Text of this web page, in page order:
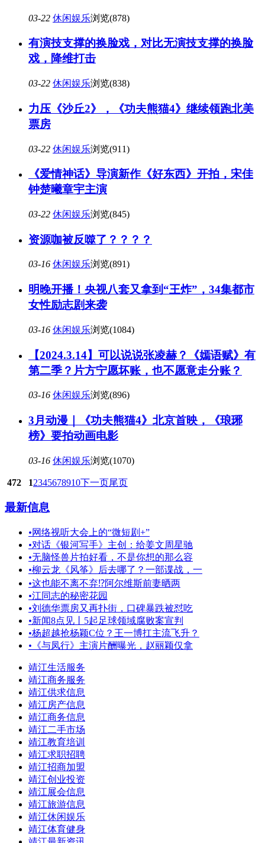
03-22 休闲娱乐浏览(878)
有演技支撑的换脸戏，对比无演技支撑的换脸
戏，降维打击
03-22 休闲娱乐浏览(838)
力压《沙丘2》，《功夫熊猫4》继续领跑北美
票房
03-22 休闲娱乐浏览(911)
《爱情神话》导演新作《好东西》开拍，宋佳
钟楚曦章宇主演
03-22 休闲娱乐浏览(845)
资源咖被反噬了？？？？
03-16 休闲娱乐浏览(891)
明晚开播！央视八套又拿到“王炸”，34集都市
女性励志剧来袭
03-16 休闲娱乐浏览(1084)
【2024.3.14】可以说说张凌赫？《嫣语赋》有
第二季？片方宁愿坏账，也不愿意走分账？
03-16 休闲娱乐浏览(896)
3月动漫｜《功夫熊猫4》北京首映，《琅琊
榜》要拍动画电影
03-16 休闲娱乐浏览(1070)
472 12345678910下一页尾页
最新信息
•网络视听大会上的“微短剧+”
•对话《银河写手》主创：给姜文周星驰
•无脑怪兽片拍好看，不是你想的那么容
•柳云龙《风筝》后去哪了？一部谍战，一
•这也能不离不弃⁉️阿尔维斯前妻晒两
•江同志的秘密花园
•刘德华票房又再扑街，口碑暴跌被怼吃
•新闻8点见丨5起足球领域腐败案宣判
•杨超越抢杨颖C位？王一博扛主流飞升？
• 《与凤行》主演片酬曝光，赵丽颖仅拿
靖江生活服务
靖江商务服务
靖江供求信息
靖江房产信息
靖江商务信息
靖江二手市场
靖江教育培训
靖江求职招聘
靖江招商加盟
靖江创业投资
靖江展会信息
靖江旅游信息
靖江休闲娱乐
靖江体育健身